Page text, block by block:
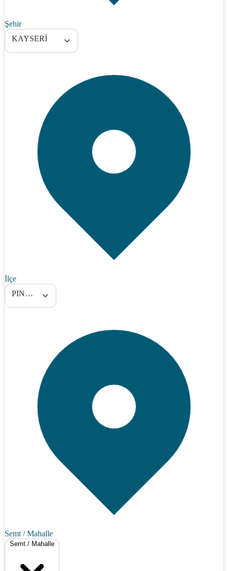
Şehir
KAYSERİ
İlçe
PINARBAŞI
Semt / Mahalle
Semt / Mahalle